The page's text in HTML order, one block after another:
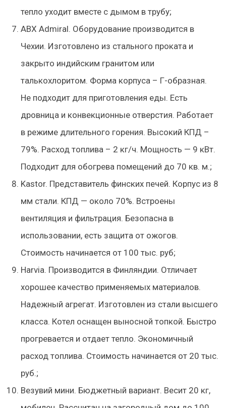
тепло уходит вместе с дымом в трубу;
ABX Admiral. Оборудование производится в
Чехии. Изготовлено из стального проката и
закрыто индийским гранитом или
талькохлоритом. Форма корпуса – Г-образная.
Не подходит для приготовления еды. Есть
дровница и конвекционные отверстия. Работает
в режиме длительного горения. Высокий КПД –
79%. Расход топлива – 2 кг/ч. Мощность — 9 кВт.
Подходит для обогрева помещений до 70 кв. м.;
Kastor. Представитель финских печей. Корпус из 8
мм стали. КПД — около 70%. Встроены
вентиляция и фильтрация. Безопасна в
использовании, есть защита от ожогов.
Стоимость начинается от 100 тыс. руб;
Harvia. Производится в Финляндии. Отличает
хорошее качество применяемых материалов.
Надежный агрегат. Изготовлен из стали высшего
класса. Котел оснащен выносной топкой. Быстро
прогревается и отдает тепло. Экономичный
расход топлива. Стоимость начинается от 20 тыс.
руб.;
Везувий мини. Бюджетный вариант. Весит 20 кг,